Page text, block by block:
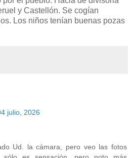
y Castellón. Se cogían
Los niños tenían buenas pozas
julio, 2026
Ud. la cámara, pero veo las fotos